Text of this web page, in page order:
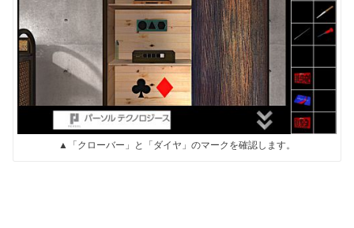
▲「クローバー」と「ダイヤ」のマークを確認します。